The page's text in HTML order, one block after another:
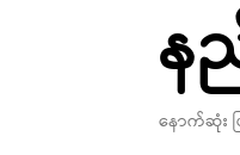
န
နောက်ဆုံး